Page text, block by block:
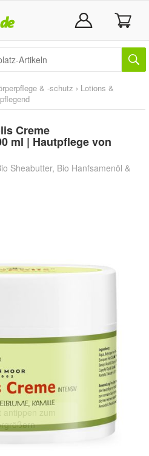
& -schutz › Lotions &
Creme
ml | Hautpflege von
Sheabutter, Bio Hanfsamenöl &
antippen zum